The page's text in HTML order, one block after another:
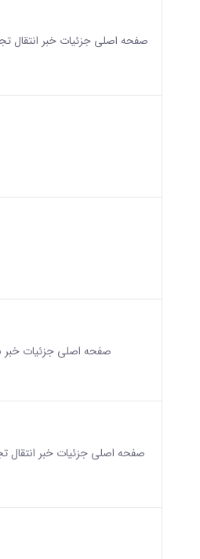
صفحه اصلی جزئیات خبر به وقت گفتگو 05 10 2022 04:33 کد خبر : 684798